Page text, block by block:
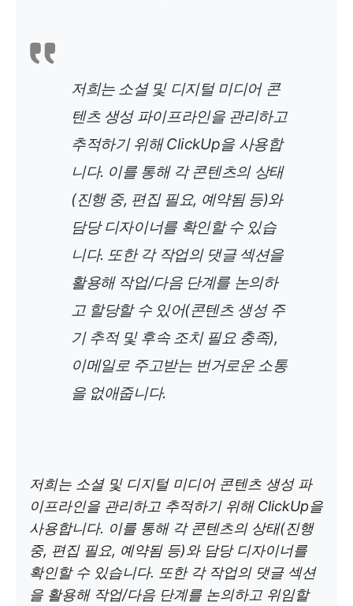
저희는 소셜 및 디지털 미디어 콘
텐츠 생성 파이프라인을 관리하고
추적하기 위해 ClickUp을 사용합
니다. 이를 통해 각 콘텐츠의 상태
(진행 중, 편집 필요, 예약됨 등)와
담당 디자이너를 확인할 수 있습
니다. 또한 각 작업의 댓글 섹션을
활용해 작업/다음 단계를 논의하
고 할당할 수 있어(콘텐츠 생성 주
기 추적 및 후속 조치 필요 충족),
이메일로 주고받는 번거로운 소통
을 없애줍니다.
저희는 소셜 및 디지털 미디어 콘텐츠 생성 파
이프라인을 관리하고 추적하기 위해 ClickUp을
사용합니다. 이를 통해 각 콘텐츠의 상태(진행
중, 편집 필요, 예약됨 등)와 담당 디자이너를
확인할 수 있습니다. 또한 각 작업의 댓글 섹션
을 활용해 작업/다음 단계를 논의하고 위임할